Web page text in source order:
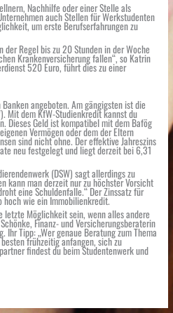
Nachhilfe oder einer Stelle als
auch Stellen für Werkstudenten
um erste Berufserfahrungen zu
der Regel bis zu 20 Stunden in der Woche
Krankenversicherung fallen“, so Katrin
520 Euro, führt dies zu einer
angeboten. Am gängigsten ist die
Mit dem KfW-Studienkredit kannst du
Dieses Geld ist kompatibel mit dem Bafög
Vermögen oder dem der Eltern
sind nicht ohne. Der effektive Jahreszins
neu festgelegt und liegt derzeit bei 6,31
(DSW) sagt allerdings zu
kann man derzeit nur zu höchster Vorsicht
eine Schuldenfalle.“ Der Zinssatz für
hoch wie ein Immobilienkredit.
Möglichkeit sein, wenn alles andere
Finanz- und Versicherungsberaterin
Ihr Tipp: „Wer genaue Beratung zum Thema
frühzeitig anfangen, sich zu
findest du beim Studentenwerk und